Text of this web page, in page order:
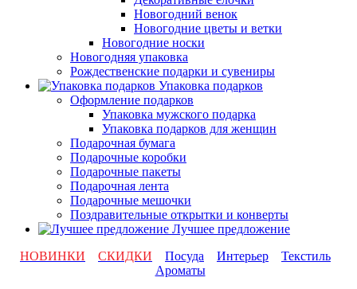
Новогодний венок
Новогодние цветы и ветки
Новогодние носки
Новогодняя упаковка
Рождественские подарки и сувениры
Упаковка подарков
Оформление подарков
Упаковка мужского подарка
Упаковка подарков для женщин
Подарочная бумага
Подарочные коробки
Подарочные пакеты
Подарочная лента
Подарочные мешочки
Поздравительные открытки и конверты
Лучшее предложение
НОВИНКИ
СКИДКИ Посуда Интерьер
Текстиль
Ароматы